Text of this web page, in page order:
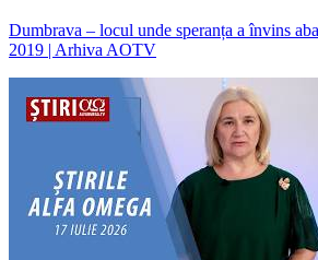
Dumbrava – locul unde speranța a învins
2019 | Arhiva AOTV